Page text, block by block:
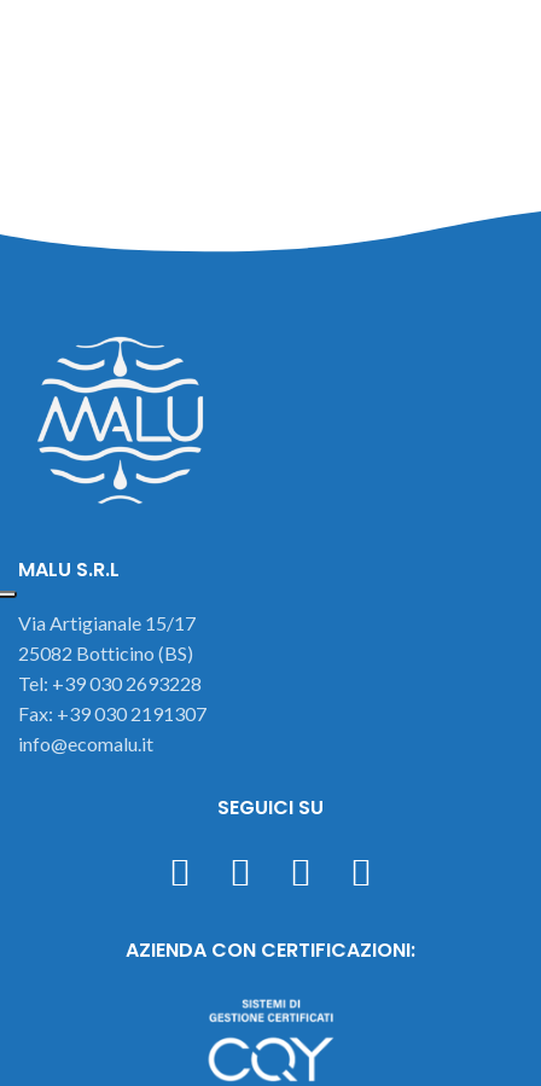
MALU S.R.L
Via Artigianale 15/17
25082 Botticino (BS)
Tel: +39 030 2693228
Fax: +39 030 2191307
info@ecomalu.it
SEGUICI SU
AZIENDA CON CERTIFICAZIONI: